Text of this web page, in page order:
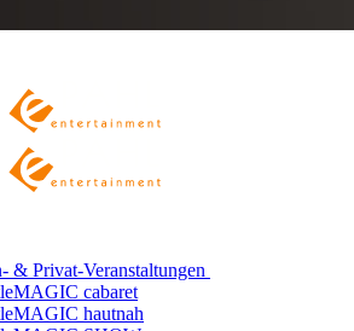
& Privat-Veranstaltungen
cabaret
hautnah